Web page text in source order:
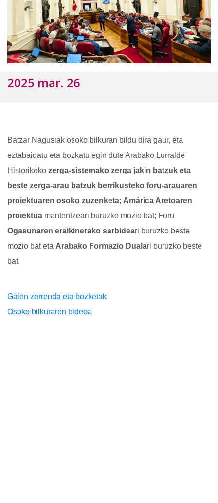
2025 mar. 26
Batzar Nagusiak osoko bilkuran bildu dira gaur, eta
eztabaidatu eta bozkatu egin dute Arabako Lurralde
Historikoko zerga-sistemako zerga jakin batzuk eta
beste zerga-arau batzuk berrikusteko foru-arauaren
proiektuaren osoko zuzenketa; Amárica Aretoaren
proiektua mantentzeari buruzko mozio bat; Foru
Ogasunaren eraikinerako sarbideari buruzko beste
mozio bat eta Arabako Formazio Dualari buruzko beste
bat.
Gaien zerrenda eta bozketak
Osoko bilkuraren bideoa